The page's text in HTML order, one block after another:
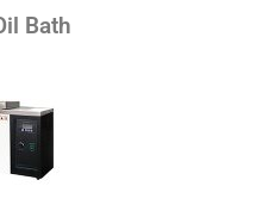
Bath